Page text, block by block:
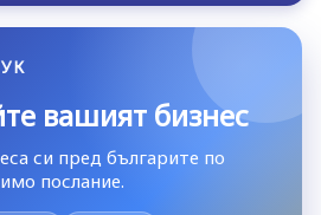
вашият бизнес
си пред българите по
послание.